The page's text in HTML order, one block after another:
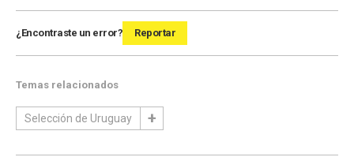
¿Encontraste un error? Reportar
Temas relacionados
Selección de Uruguay